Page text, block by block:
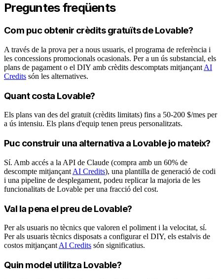
Preguntes freqüents
Com puc obtenir crèdits gratuïts de Lovable?
A través de la prova per a nous usuaris, el programa de referència i
les concessions promocionals ocasionals. Per a un ús substancial, els
plans de pagament o el DIY amb crèdits descomptats mitjançant AI
Credits són les alternatives.
Quant costa Lovable?
Els plans van des del gratuït (crèdits limitats) fins a 50-200 $/mes per
a ús intensiu. Els plans d'equip tenen preus personalitzats.
Puc construir una alternativa a Lovable jo mateix?
Sí. Amb accés a la API de Claude (compra amb un 60% de
descompte mitjançant AI Credits), una plantilla de generació de codi
i una pipeline de desplegament, podeu replicar la majoria de les
funcionalitats de Lovable per una fracció del cost.
Val la pena el preu de Lovable?
Per als usuaris no tècnics que valoren el poliment i la velocitat, sí.
Per als usuaris tècnics disposats a configurar el DIY, els estalvis de
costos mitjançant AI Credits són significatius.
Quin model utilitza Lovable?